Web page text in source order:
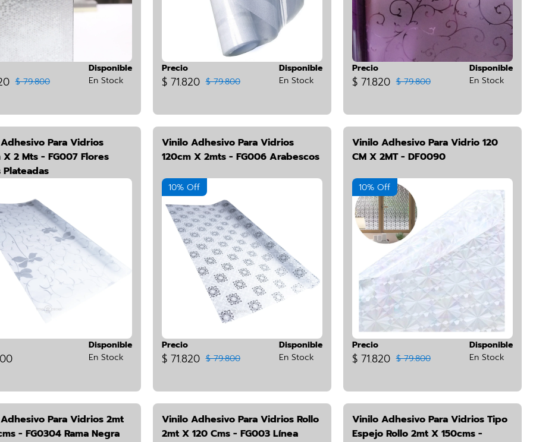
$ 79.800
Disponible
En Stock
Precio
$ 71.820 $ 79.800
Disponible
En Stock
Precio
$ 71.820 $ 79.800
Disponible
En Stock
Para Vidrios
X 2 Mts - FG007 Flores
Plateadas
Disponible
En Stock
Vinilo Adhesivo Para Vidrios
120cm X 2mts - FG006 Arabescos
10% Off
Precio
$ 71.820 $ 79.800
Disponible
En Stock
Vinilo Adhesivo Para Vidrio 120
CM X 2MT - DF0090
10% Off
Precio
$ 71.820 $ 79.800
Disponible
En Stock
Para Vidrios 2mt
- FG0304 Rama Negra
Vinilo Adhesivo Para Vidrios Rollo
2mt X 120 Cms - FG003 Línea
Vinilo Adhesivo Para Vidrios Tipo
Espejo Rollo 2mt X 150cms -